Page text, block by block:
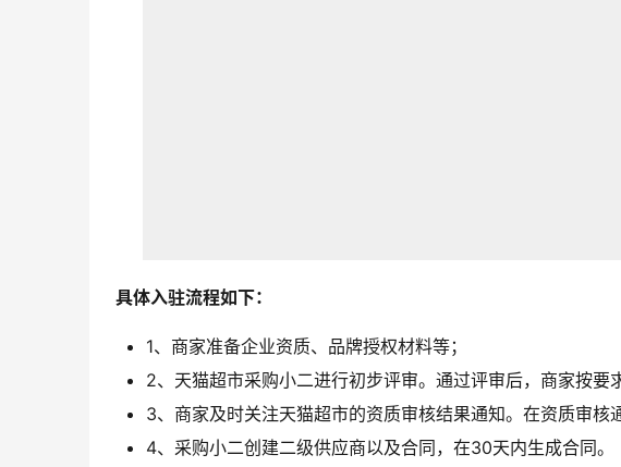
具体入驻流程如下：
1、商家准备企业资质、品牌授权材料等；
2、天猫超市采购小二进行初步评审。通过评审后，商家按要
3、商家及时关注天猫超市的资质审核结果通知。在资质审核
4、采购小二创建二级供应商以及合同，在30天内生成合同。